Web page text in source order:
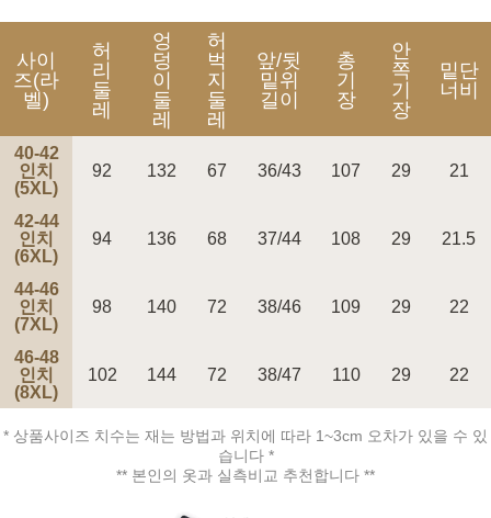
사이
즈(라
벨)
허
리
둘
레
엉
덩
이
둘
레
허
벅
지
둘
레
앞/뒷
밑위
길이
총
기
장
안
쪽
기
장
밑단
너비
40-42
인치
(5XL)
92 132 67 36/43 107 29 21
42-44
인치
(6XL)
94 136 68 37/44 108 29 21.5
44-46
인치
(7XL)
98 140 72 38/46 109 29 22
46-48
인치
(8XL)
102 144 72 38/47 110 29 22
* 상품사이즈 치수는 재는 방법과 위치에 따라 1~3cm 오차가 있을 수 있
습니다 *
** 본인의 옷과 실측비교 추천합니다 **